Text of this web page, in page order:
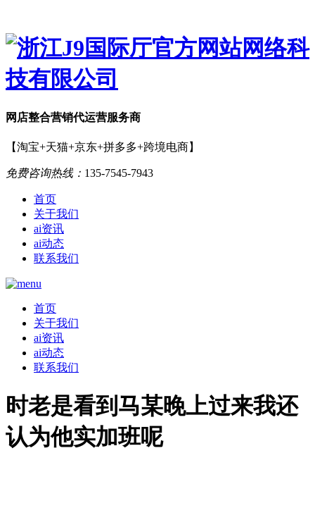
网店整合营销代运营服务商
【淘宝+天猫+京东+拼多多+跨境电商】
免费咨询热线： 135-7545-7943
首页
关于我们
ai资讯
ai动态
联系我们
首页
关于我们
ai资讯
ai动态
联系我们
时老是看到马某晚上过来我还
认为他实加班呢